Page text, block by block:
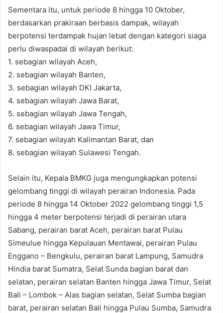
Sementara itu, untuk periode 8 hingga 10 Oktober,
berdasarkan prakiraan berbasis dampak, wilayah
berpotensi terdampak hujan lebat dengan kategori siaga
perlu diwaspadai di wilayah berikut:
1. sebagian wilayah Aceh,
2. sebagian wilayah Banten,
3. sebagian wilayah DKI Jakarta,
4. sebagian wilayah Jawa Barat,
5. sebagian wilayah Jawa Tengah,
6. sebagian wilayah Jawa Timur,
7. sebagian wilayah Kalimantan Barat, dan
8. sebagian wilayah Sulawesi Tengah.
Selain itu, Kepala BMKG juga mengungkapkan potensi
gelombang tinggi di wilayah perairan Indonesia. Pada
periode 8 hingga 14 Oktober 2022 gelombang tinggi 1,5
hingga 4 meter berpotensi terjadi di perairan utara
Sabang, perairan barat Aceh, perairan barat Pulau
Simeulue hingga Kepulauan Mentawai, perairan Pulau
Enggano – Bengkulu, perairan barat Lampung, Samudra
Hindia barat Sumatra, Selat Sunda bagian barat dan
selatan, perairan selatan Banten hingga Jawa Timur, Selat
Bali – Lombok – Alas bagian selatan, Selat Sumba bagian
barat, perairan selatan Bali hingga Pulau Sumba, Samudra